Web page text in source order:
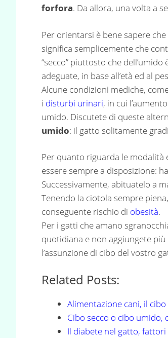
forfora. Da allora, una volta a
Per orientarsi è bene sapere che
significa semplicemente che
“secco” piuttosto che dell’umido
adeguate, in base all’età ed al
Alcune condizioni mediche,
i disturbi urinari, in cui
umido. Discutete di queste
umido: il gatto solitamente
Per quanto riguarda le
essere sempre a disposizione:
Successivamente, abituatelo a
Tenendo la ciotola sempre
conseguente rischio di obesità.
Per i gatti che amano
quotidiana e non aggiungete
l’assunzione di cibo del vostro
Related Posts:
Alimentazione cani, il
Cibo secco o cibo umido,
Il diabete nel gatto,